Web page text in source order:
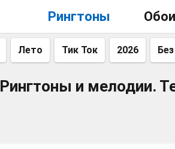
Рингтоны Обои
Лето Тик Ток 2026
Рингтоны и мелодии.